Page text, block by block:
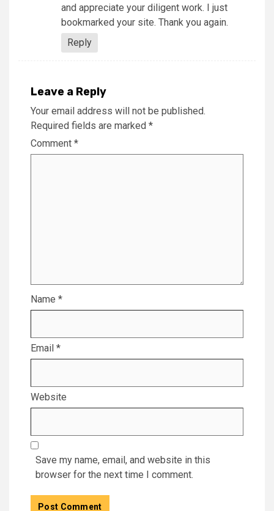
and appreciate your diligent work. I just
bookmarked your site. Thank you again.
Reply
Leave a Reply
Your email address will not be published.
Required fields are marked *
Comment *
Name *
Email *
Website
Save my name, email, and website in this
browser for the next time I comment.